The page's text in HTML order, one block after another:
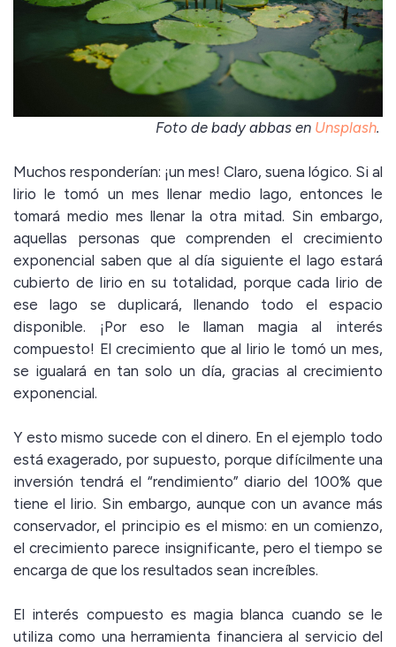
Foto de bady abbas en Unsplash.
Muchos responderían: ¡un mes! Claro, suena lógico. Si al
lirio le tomó un mes llenar medio lago, entonces le
tomará medio mes llenar la otra mitad. Sin embargo,
aquellas personas que comprenden el crecimiento
exponencial saben que al día siguiente el lago estará
cubierto de lirio en su totalidad, porque cada lirio de
ese lago se duplicará, llenando todo el espacio
disponible. ¡Por eso le llaman magia al interés
compuesto! El crecimiento que al lirio le tomó un mes,
se igualará en tan solo un día, gracias al crecimiento
exponencial.
Y esto mismo sucede con el dinero. En el ejemplo todo
está exagerado, por supuesto, porque difícilmente una
inversión tendrá el “rendimiento” diario del 100% que
tiene el lirio. Sin embargo, aunque con un avance más
conservador, el principio es el mismo: en un comienzo,
el crecimiento parece insignificante, pero el tiempo se
encarga de que los resultados sean increíbles.
El interés compuesto es magia blanca cuando se le
utiliza como una herramienta financiera al servicio del